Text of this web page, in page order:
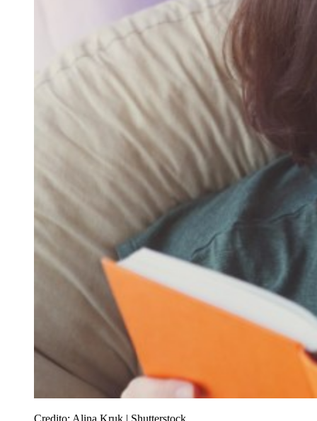
Credito: Alina Kruk | Shutterstock